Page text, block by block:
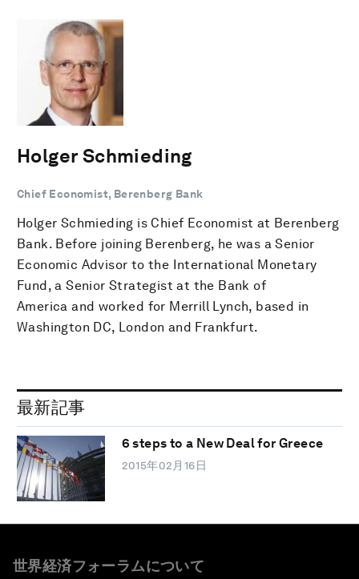
Holger Schmieding
Chief Economist, Berenberg Bank
Holger Schmieding is Chief Economist at Berenberg
Bank. Before joining Berenberg, he was a Senior
Economic Advisor to the International Monetary
Fund, a Senior Strategist at the Bank of
America and worked for Merrill Lynch, based in
Washington DC, London and Frankfurt.
最新記事
6 steps to a New Deal for Greece
2015年02月16日
世界経済フォーラムについて